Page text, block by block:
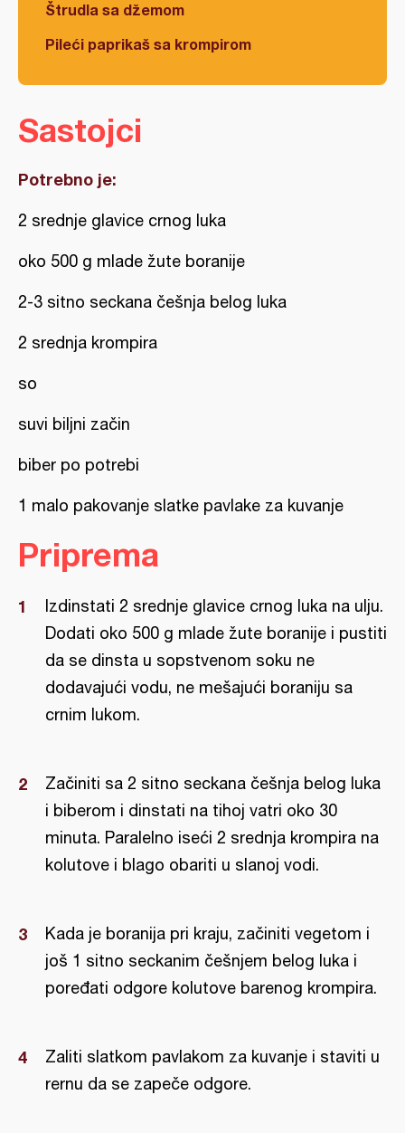
Štrudla sa džemom
Pileći paprikaš sa krompirom
Sastojci
Potrebno je:
2 srednje glavice crnog luka
oko 500 g mlade žute boranije
2-3 sitno seckana češnja belog luka
2 srednja krompira
so
suvi biljni začin
biber po potrebi
1 malo pakovanje slatke pavlake za kuvanje
Priprema
Izdinstati 2 srednje glavice crnog luka na ulju.
Dodati oko 500 g mlade žute boranije i pustiti
da se dinsta u sopstvenom soku ne
dodavajući vodu, ne mešajući boraniju sa
crnim lukom.
Začiniti sa 2 sitno seckana češnja belog luka
i biberom i dinstati na tihoj vatri oko 30
minuta. Paralelno iseći 2 srednja krompira na
kolutove i blago obariti u slanoj vodi.
Kada je boranija pri kraju, začiniti vegetom i
još 1 sitno seckanim češnjem belog luka i
poređati odgore kolutove barenog krompira.
Zaliti slatkom pavlakom za kuvanje i staviti u
rernu da se zapeče odgore.